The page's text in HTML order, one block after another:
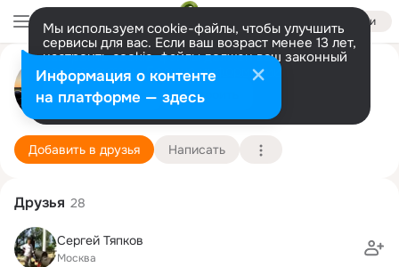
Войти
Мы используем cookie-файлы, чтобы улучшить
сервисы для вас. Если ваш возраст менее 13 лет,
настроить cookie-файлы должен ваш законный
представитель. Больше информации
Разрешить все Настроить
михаил сачков
Москва 28 марта (59 лет)
Добавить в друзья Написать
Друзья 28
Сергей Тяпков
Москва
Информация о контенте
на платформе — здесь